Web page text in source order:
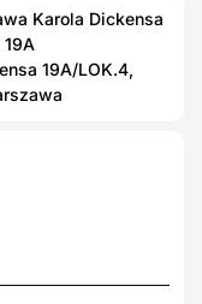
Karola Dickensa
19A
19A/LOK.4,